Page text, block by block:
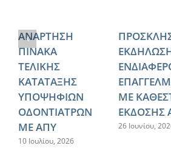
ΑΝΑΡΤΗΣΗ
ΠΙΝΑΚΑ
ΤΕΛΙΚΗΣ
ΚΑΤΑΤΑΞΗΣ
ΥΠΟΨΗΦΙΩΝ
ΟΔΟΝΤΙΑΤΡΩΝ
ΜΕ ΑΠΥ
10 Ιουλίου, 2026
ΜΕ
ΕΚΔΟΣΗΣ
26 Ιουνίου,